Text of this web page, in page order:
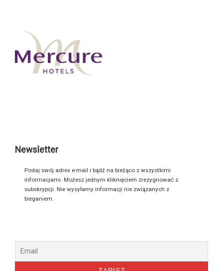
Newsletter
Podaj swój adres e-mail i bądź na bieżąco z wszystkimi
informacjami. Możesz jednym kliknięciem zrezygnować z
subskrypcji. Nie wysyłamy informacji nie związanych z
bieganiem.